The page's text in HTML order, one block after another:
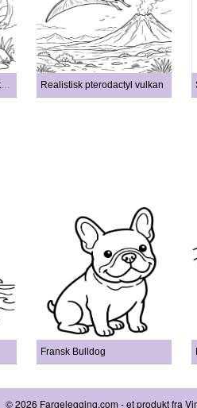
Realistisk pterodactyl på stein Realistisk pterodactyl vulkan
Fransk Bulldog
© 2026 Fargelegging.com - et produkt fra